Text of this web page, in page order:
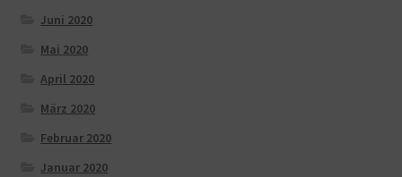
Juni 2020
Mai 2020
April 2020
März 2020
Februar 2020
Januar 2020